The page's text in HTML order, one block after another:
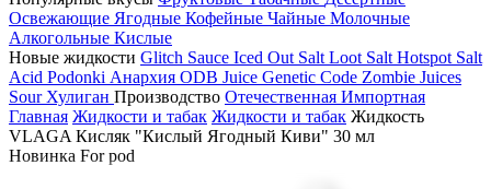
Освежающие Ягодные Кофейные Чайные Молочные
Алкогольные Кислые
Новые жидкости Glitch Sauce Iced Out Salt Loot Salt Hotspot Salt
Acid Podonki Анархия ODB Juice Genetic Code Zombie Juices
Sour Хулиган Производство Отечественная Импортная
Главная Жидкости и табак Жидкости и табак Жидкость
VLAGA Кисляк "Кислый Ягодный Киви" 30 мл
Новинка For pod